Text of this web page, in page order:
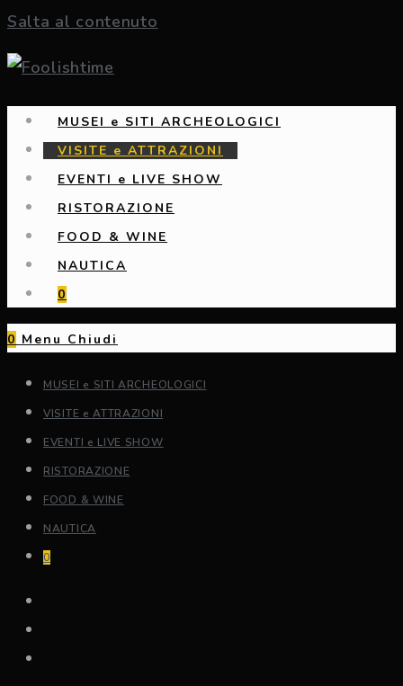
Salta al contenuto
MUSEI e SITI ARCHEOLOGICI
VISITE e ATTRAZIONI
EVENTI e LIVE SHOW
RISTORAZIONE
FOOD & WINE
NAUTICA
0
0 Menu Chiudi
MUSEI e SITI ARCHEOLOGICI
VISITE e ATTRAZIONI
EVENTI e LIVE SHOW
RISTORAZIONE
FOOD & WINE
NAUTICA
0